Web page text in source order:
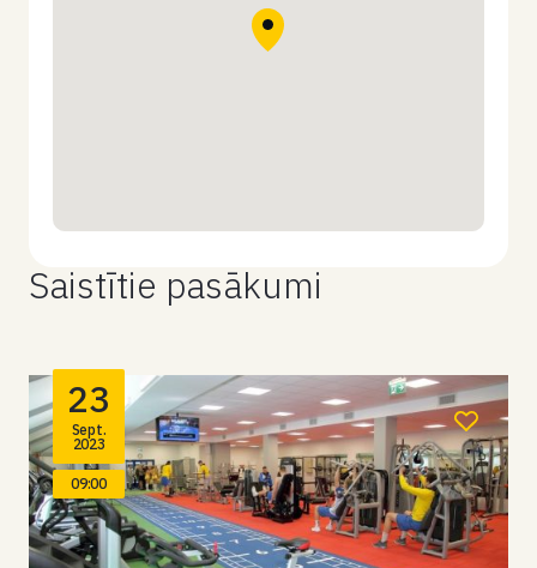
Saistītie pasākumi
23
Sept.
2023
09:00